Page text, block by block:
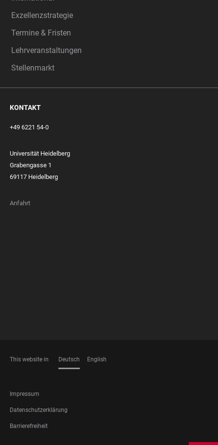
Exzellenzstrategie
Termine & Fristen
Lehrveranstaltungen
Stellenmarkt
KONTAKT
+49 6221 54-0
Universität Heidelberg
Grabengasse 1
69117 Heidelberg
Anfahrt
This website in Deutsch English
FOOTER
LEGAL
Impressum
Datenschutzerklärung
Barrierefreiheit